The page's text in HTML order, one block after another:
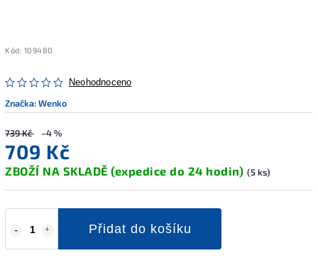
Kód: 109480
Neohodnoceno
Značka:Wenko
739 Kč –4 %
709 Kč
ZBOŽÍ NA SKLADĚ (expedice do 24 hodin) (5 ks)
Přidat do košíku